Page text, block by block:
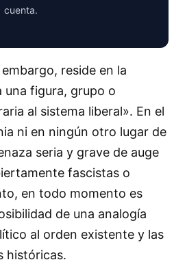
cuenta.
reside en la
una figura, grupo o
al sistema liberal». En el
ni en ningún otro lugar de
seria y grave de auge
fascistas o
en todo momento es
de una analogía
al orden existente y las
históricas.